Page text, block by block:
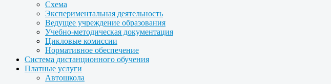
Схема
Экспериментальная деятельность
Ведущее учреждение образования
Учебно-методическая документация
Цикловые комиссии
Нормативное обеспечение
Система дистанционного обучения
Платные услуги
Автошкола